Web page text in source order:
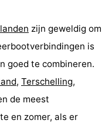
zijn geweldig om
is
goed te combineren.
, Terschelling,
de meest
en zomer, als er